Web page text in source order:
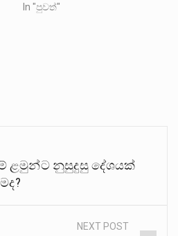
In "පුවත්"
ළමුන්ට නුසුදුසු දේශයක්
NEXT POST